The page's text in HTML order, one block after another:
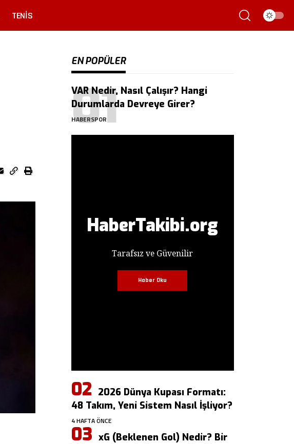
TENIS
EN POPÜLER
VAR Nedir, Nasıl Çalışır? Hangi
Durumlarda Devreye Girer?
HABERSPOR
HaberTakibi.org
Tarafsız ve Güvenilir
Haber Oku
2026 Dünya Kupası Formatı:
48 Takım, Yeni Sistem Nasıl İşliyor?
4 HAFTA ÖNCE
xG (Beklenen Gol) Nedir? Bir